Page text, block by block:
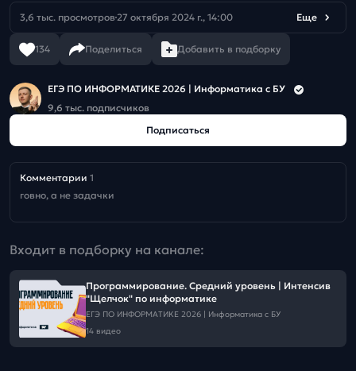
3,6 тыс. просмотров 27 октября 2024 г., 14:00 Еще
134 Поделиться Добавить в подборку
ЕГЭ ПО ИНФОРМАТИКЕ 2026 | Информатика с БУ
9,6 тыс. подписчиков
Подписаться
Комментарии 1
говно, а не задачки
Входит в подборку на канале:
Программирование. Средний уровень | Интенсив
"Щелчок" по информатике
ЕГЭ ПО ИНФОРМАТИКЕ 2026 | Информатика с БУ
14 видео